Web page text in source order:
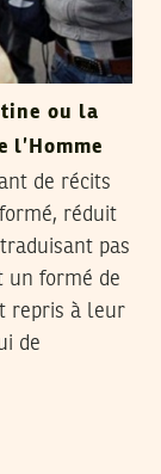
ou la
l’Homme
de récits
réduit
pas
un formé de
repris à leur
de